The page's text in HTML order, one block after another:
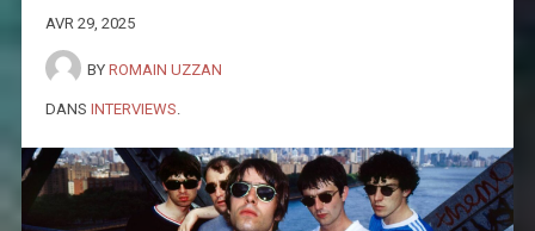
AVR 29, 2025
BY ROMAIN UZZAN
DANS INTERVIEWS